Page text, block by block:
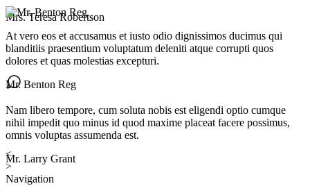
Mrs. Teresa Robertson
At vero eos et accusamus et iusto odio dignissimos ducimus qui
blanditiis praesentium voluptatum deleniti atque corrupti quos
dolores et quas molestias excepturi.
Mr. Benton Reg
Nam libero tempore, cum soluta nobis est eligendi optio cumque
nihil impedit quo minus id quod maxime placeat facere possimus,
omnis voluptas assumenda est.
Mr. Larry Grant
<
>
Navigation